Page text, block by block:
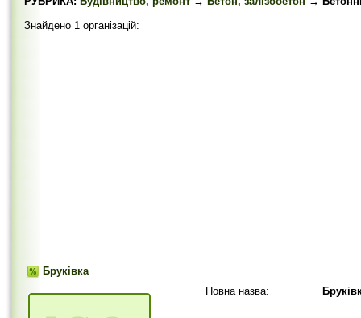
Знайдено 1 організацій:
Бруківка
Повна назва: